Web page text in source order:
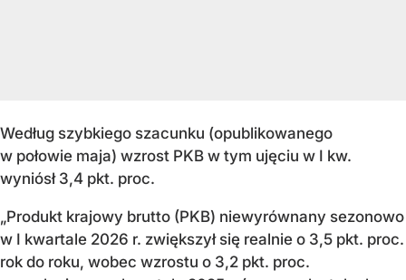
Według szybkiego szacunku (opublikowanego
w połowie maja) wzrost PKB w tym ujęciu w I kw.
wyniósł 3,4 pkt. proc.
„Produkt krajowy brutto (PKB) niewyrównany sezonowo
w I kwartale 2026 r. zwiększył się realnie o 3,5 pkt. proc.
rok do roku, wobec wzrostu o 3,2 pkt. proc.